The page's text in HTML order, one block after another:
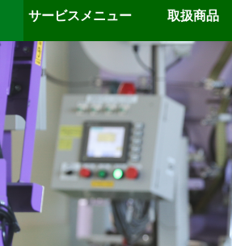
サービスメニュー 取扱商品